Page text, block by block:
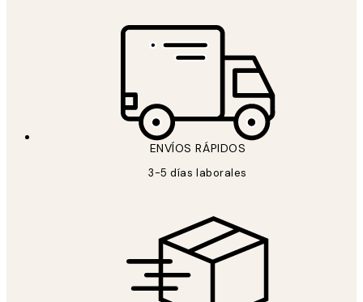
ENVÍOS RÁPIDOS
3-5 días laborales